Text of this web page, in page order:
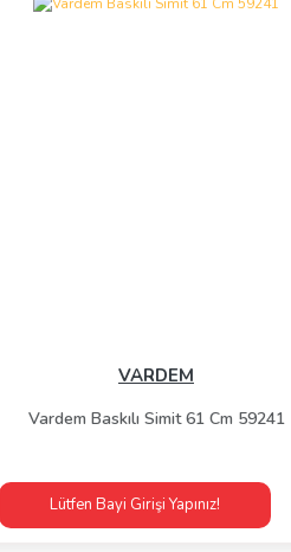
VARDEM
Vardem Baskılı Simit 61 Cm 59241
Lütfen Bayi Girişi Yapınız!